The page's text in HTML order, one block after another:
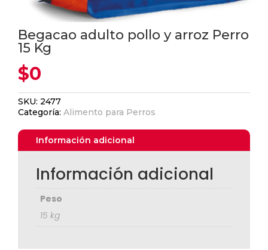
Begacao adulto pollo y arroz Perro
15 Kg
$0
SKU: 2477
Categoría:Alimento para Perros
Información adicional
Información adicional
Peso
15 kg